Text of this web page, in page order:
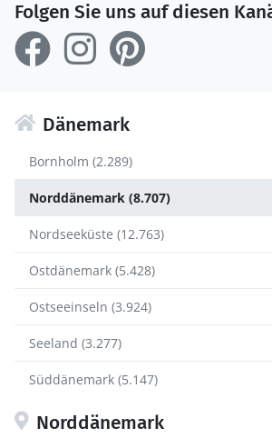
Folgen Sie uns auf diesen
Dänemark
Bornholm (2.289)
Norddänemark (8.707)
Nordseeküste (12.763)
Ostdänemark (5.428)
Ostseeinseln (3.924)
Seeland (3.277)
Süddänemark (5.147)
Norddänemark